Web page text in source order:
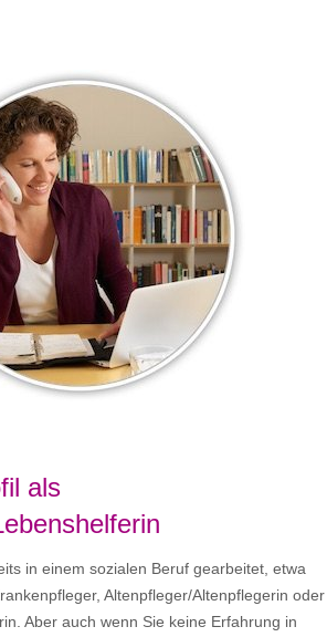
als
in einem sozialen Beruf gearbeitet, etwa
Altenpfleger/Altenpflegerin oder
Aber auch wenn Sie keine Erfahrung in